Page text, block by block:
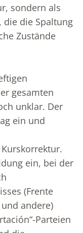
sondern als
die Spaltung
Zustände
gesamten
unklar. Der
ein und
ein, bei der
(Frente
andere)
Parteien